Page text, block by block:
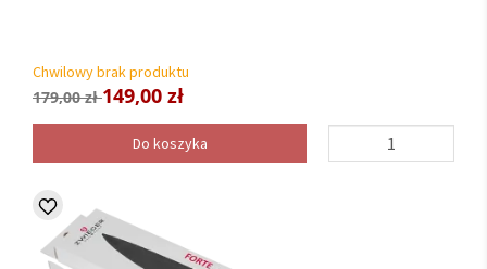
Chwilowy brak produktu
179,00 zł149,00 zł
Do koszyka